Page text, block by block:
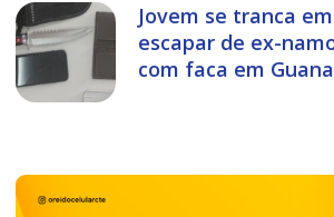
Jovem se tranca
escapar de ex-
com faca em